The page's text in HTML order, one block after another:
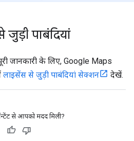
जुड़ी पाबंदियां
जानकारी के लिए, Google Maps
लाइसेंस से जुड़ी पाबंदियां सेक्शन देखें.
से आपको मदद मिली?